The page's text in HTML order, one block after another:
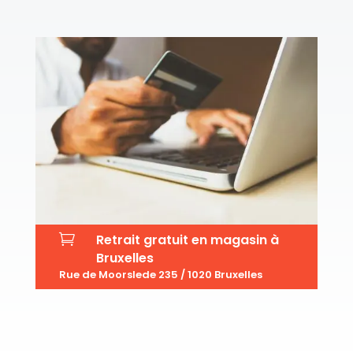

Retrait gratuit en magasin à
Bruxelles
Rue de Moorslede 235 / 1020 Bruxelles